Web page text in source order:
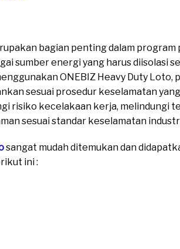
bagian penting dalam
sumber energi yang harus diisolasi
ONEBIZ Heavy Duty
sesuai prosedur keselamatan
risiko kecelakaan kerja, melindungi
sesuai standar keselamatan
sangat mudah ditemukan dan
ini :